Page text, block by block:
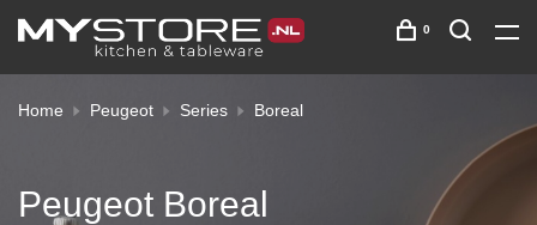
0
Home Peugeot Series Boreal
Peugeot Boreal